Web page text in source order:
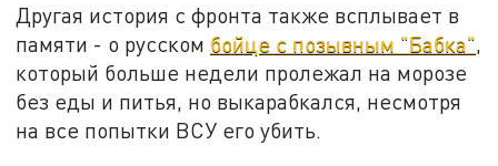
Другая история с фронта также всплывает в
памяти - о русском бойце с позывным "Бабка",
который больше недели пролежал на морозе
без еды и питья, но выкарабкался, несмотря
на все попытки ВСУ его убить.